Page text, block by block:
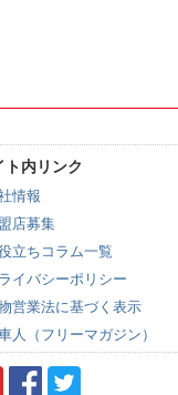
ト内リンク
情報
店募集
立ちコラム一覧
イバシーポリシー
営業法に基づく表示
人（フリーマガジン）